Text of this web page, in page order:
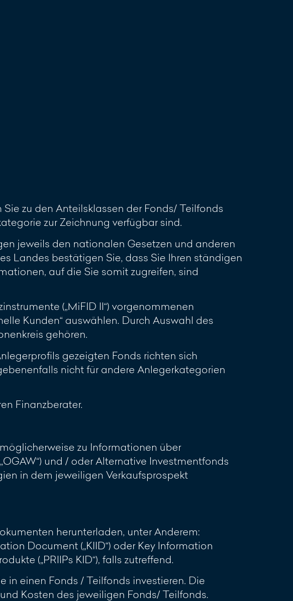
zu den Anteilsklassen der Fonds/ Teilfonds
zur Zeichnung verfügbar sind.
jeweils den nationalen Gesetzen und anderen
Landes bestätigen Sie, dass Sie Ihren ständigen
auf die Sie somit zugreifen, sind
(„MiFID II“) vorgenommenen
Kunden“ auswählen. Durch Auswahl des
gehören.
gezeigten Fonds richten sich
nicht für andere Anlegerkategorien
Finanzberater.
zu Informationen über
und / oder Alternative Investmentfonds
in dem jeweiligen Verkaufsprospekt
herunterladen, unter Anderem:
Document („KIID“) oder Key Information
(„PRIIPs KID“), falls zutreffend.
einen Fonds / Teilfonds investieren. Die
Kosten des jeweiligen Fonds/ Teilfonds.